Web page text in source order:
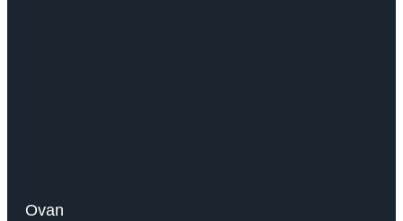
Ovan